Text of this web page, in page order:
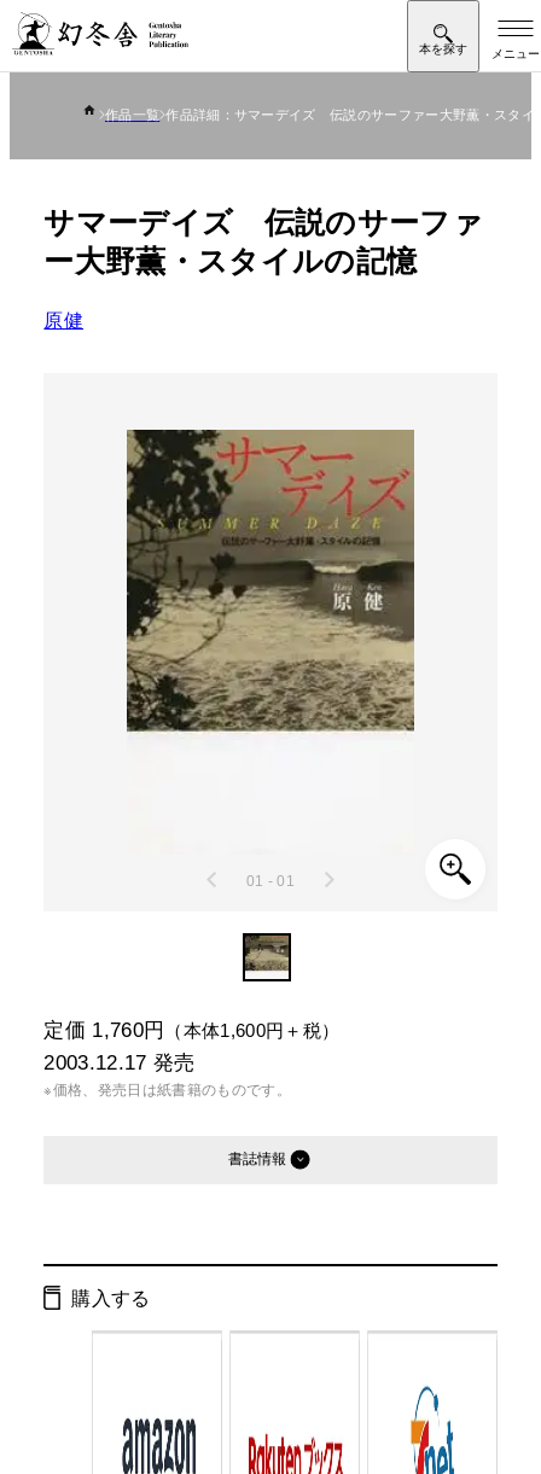
作品一覧 作品詳細：サマーデイズ 伝説のサーファー大野薫・スタイ
サマーデイズ 伝説のサーファ
ー大野薫・スタイルの記憶
原健
01 - 01
定価 1,760円 （本体1,600円＋税）
2003.12.17 発売
※価格、発売日は紙書籍のものです。
書誌情報
ISBN： 9784344004498
判型：
購入する